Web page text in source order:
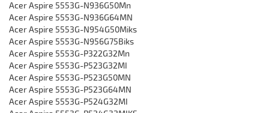
Acer Aspire 5553G-N936G50Mn
Acer Aspire 5553G-N936G64MN
Acer Aspire 5553G-N954G50Miks
Acer Aspire 5553G-N956G75Biks
Acer Aspire 5553G-P322G32Mn
Acer Aspire 5553G-P523G32MI
Acer Aspire 5553G-P523G50MN
Acer Aspire 5553G-P523G64MN
Acer Aspire 5553G-P524G32MI